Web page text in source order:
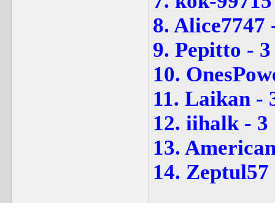
8. Alice7747
9. Pepitto - 3
10.
11. Laikan -
12. iihalk - 3
13.
14. Zeptul57